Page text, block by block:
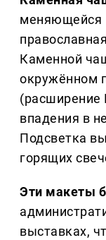
меняющейся
Каменной
окружённом
(расширение
впадения в
Подсветка
горящих
Эти макеты
выставках,